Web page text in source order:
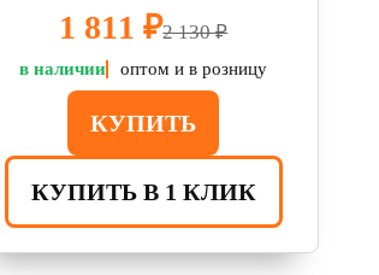
1 811 ₽2 130 ₽
в наличии оптом и в розницу
КУПИТЬ
КУПИТЬ В 1 КЛИК